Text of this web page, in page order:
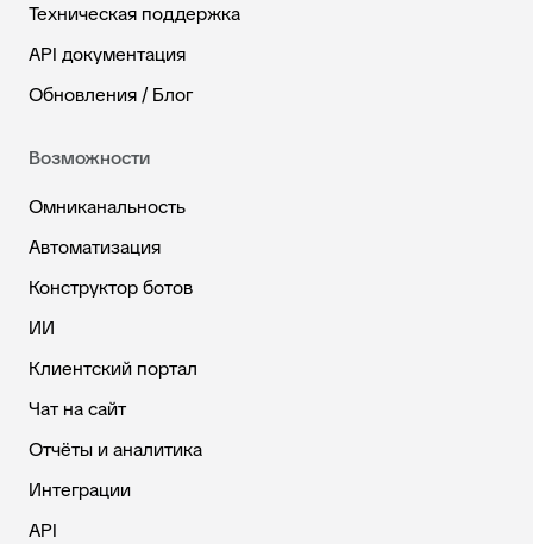
Техническая поддержка
API документация
Обновления / Блог
Возможности
Омниканальность
Автоматизация
Конструктор ботов
ИИ
Клиентский портал
Чат на сайт
Отчёты и аналитика
Интеграции
API